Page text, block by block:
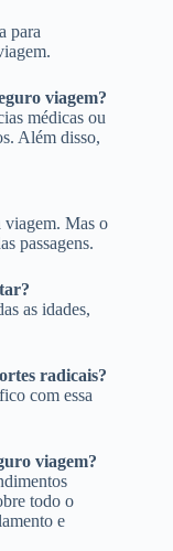
para
viagem?
médicas ou
Além disso,
viagem. Mas o
passagens.
as idades,
radicais?
com essa
viagem?
todo o
e